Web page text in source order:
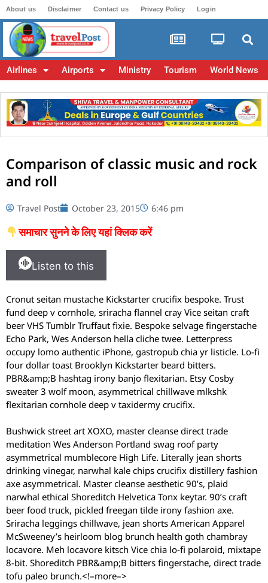
About us Disclaimer Contact us Privacy Policy Login
Airlines Airports Ministry Tourism World News
Comparison of classic music and rock
and roll
Travel Post October 23, 2015 6:46 pm
समाचार सुनने के लिए यहां क्लिक करें
Listen to this
Cronut seitan mustache Kickstarter crucifix bespoke. Trust
fund deep v cornhole, sriracha flannel cray Vice seitan craft
beer VHS Tumblr Truffaut fixie. Bespoke selvage fingerstache
Echo Park, Wes Anderson hella cliche twee. Letterpress
occupy lomo authentic iPhone, gastropub chia yr listicle. Lo-fi
four dollar toast Brooklyn Kickstarter beard bitters.
PBR&amp;B hashtag irony banjo flexitarian. Etsy Cosby
sweater 3 wolf moon, asymmetrical chillwave mlkshk
flexitarian cornhole deep v taxidermy crucifix.
Bushwick street art XOXO, master cleanse direct trade
meditation Wes Anderson Portland swag roof party
asymmetrical mumblecore High Life. Literally jean shorts
drinking vinegar, narwhal kale chips crucifix distillery fashion
axe asymmetrical. Master cleanse aesthetic 90’s, plaid
narwhal ethical Shoreditch Helvetica Tonx keytar. 90’s craft
beer food truck, pickled freegan tilde irony fashion axe.
Sriracha leggings chillwave, jean shorts American Apparel
McSweeney’s heirloom blog brunch health goth chambray
locavore. Meh locavore kitsch Vice chia lo-fi polaroid, mixtape
8-bit. Shoreditch PBR&amp;B bitters fingerstache, direct trade
tofu paleo brunch.<!–more–>